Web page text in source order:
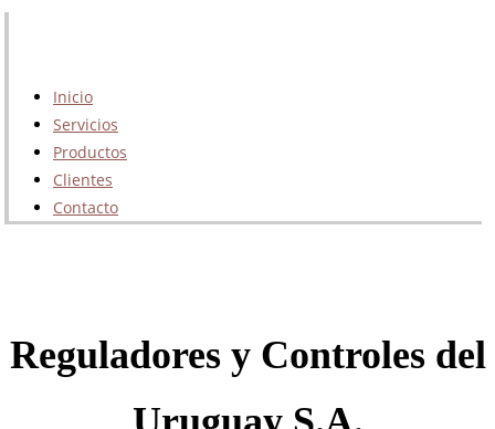
Inicio
Servicios
Productos
Clientes
Contacto
Reguladores y Controles del